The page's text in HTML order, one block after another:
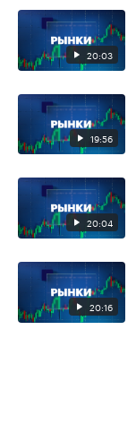
20:03
19:56
20:04
20:16